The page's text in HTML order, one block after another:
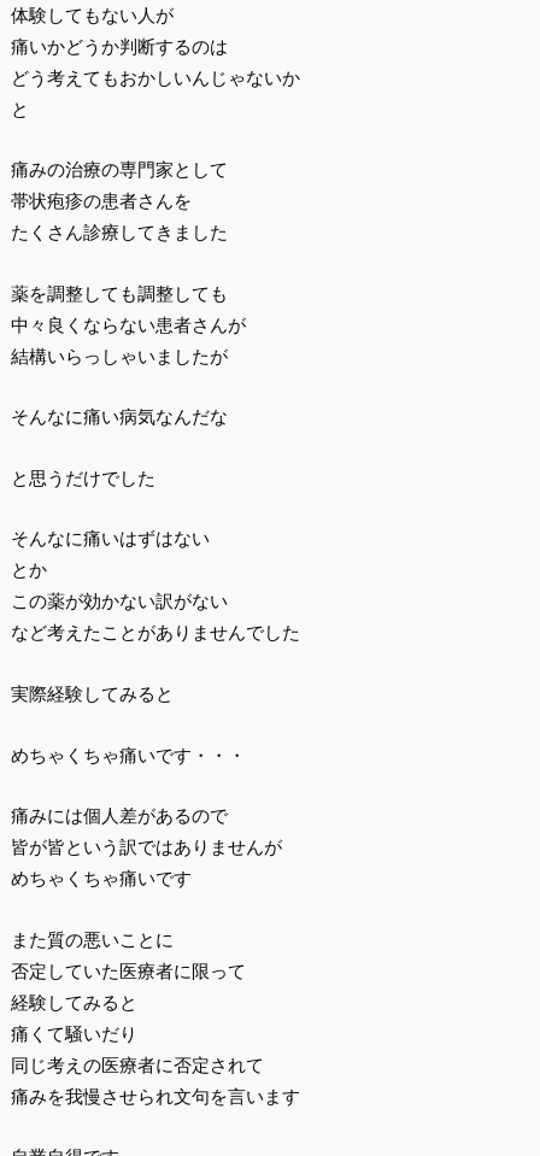
体験してもない人が
痛いかどうか判断するのは
どう考えてもおかしいんじゃないか
と
痛みの治療の専門家として
帯状疱疹の患者さんを
たくさん診療してきました
薬を調整しても調整しても
中々良くならない患者さんが
結構いらっしゃいましたが
そんなに痛い病気なんだな
と思うだけでした
そんなに痛いはずはない
とか
この薬が効かない訳がない
など考えたことがありませんでした
実際経験してみると
めちゃくちゃ痛いです・・・
痛みには個人差があるので
皆が皆という訳ではありませんが
めちゃくちゃ痛いです
また質の悪いことに
否定していた医療者に限って
経験してみると
痛くて騒いだり
同じ考えの医療者に否定されて
痛みを我慢させられ文句を言います